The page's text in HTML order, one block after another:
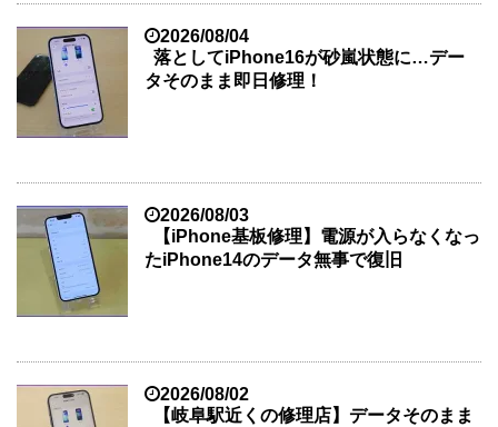
2026/08/04
落としてiPhone16が砂嵐状態に…デー
タそのまま即日修理！
2026/08/03
【iPhone基板修理】電源が入らなくなっ
たiPhone14のデータ無事で復旧
2026/08/02
【岐阜駅近くの修理店】データそのまま